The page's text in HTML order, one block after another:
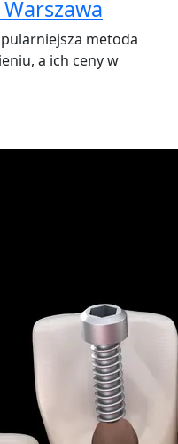
metoda
a ich ceny w